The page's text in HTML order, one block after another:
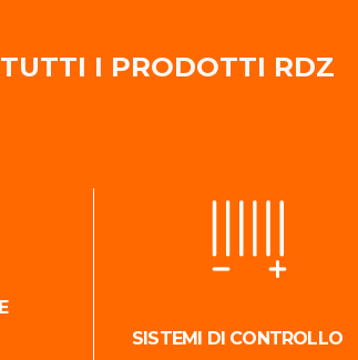
I PRODOTTI RDZ
SISTEMI DI CONTROLLO